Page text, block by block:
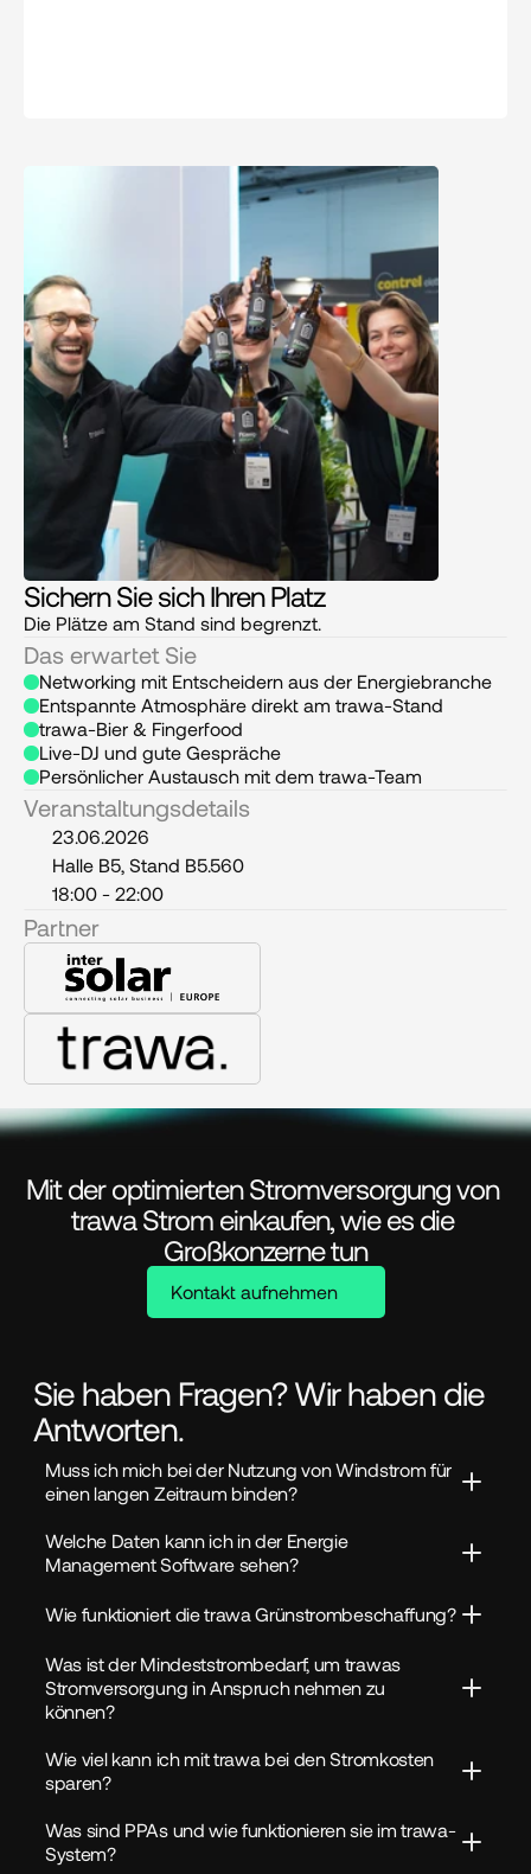
Sichern Sie sich Ihren Platz
Die Plätze am Stand sind begrenzt.
Das erwartet Sie
Networking mit Entscheidern aus der Energiebranche
Entspannte Atmosphäre direkt am trawa-Stand
trawa-Bier & Fingerfood
Live-DJ und gute Gespräche
Persönlicher Austausch mit dem trawa-Team
Veranstaltungsdetails
23.06.2026
Halle B5, Stand B5.560
18:00 - 22:00
Partner
Mit der optimierten Stromversorgung von
trawa Strom einkaufen, wie es die
Großkonzerne tun
Kontakt aufnehmen
Sie haben Fragen? Wir haben die
Antworten.
Muss ich mich bei der Nutzung von Windstrom für
einen langen Zeitraum binden?
Welche Daten kann ich in der Energie
Management Software sehen?
Wie funktioniert die trawa Grünstrombeschaffung?
Was ist der Mindeststrombedarf, um trawas
Stromversorgung in Anspruch nehmen zu
können?
Wie viel kann ich mit trawa bei den Stromkosten
sparen?
Was sind PPAs und wie funktionieren sie im trawa-
System?